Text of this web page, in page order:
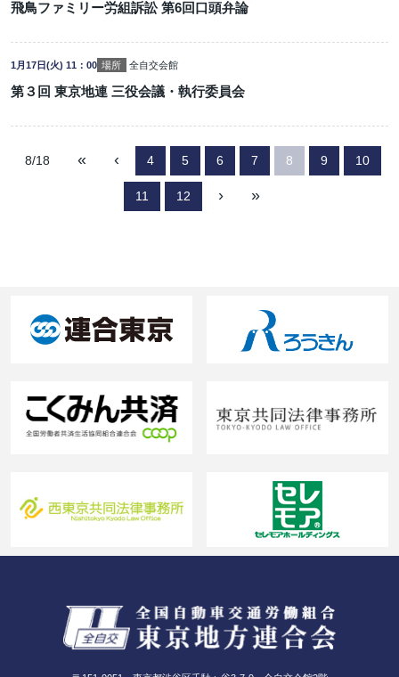
飛鳥ファミリー労組訴訟 第6回口頭弁論
第３回 東京地連 三役会議・執行委員会
1月17日(火) 11：00 場所 全自交会館
8/18 « ‹ 4 5 6 7 8 9 10
11 12 › »